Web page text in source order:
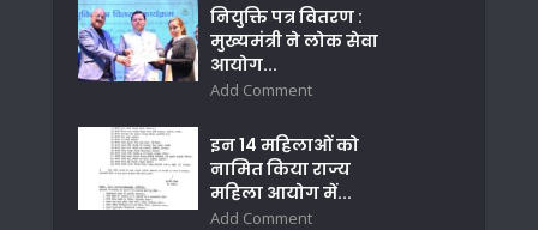
नियुक्ति पत्र वितरण :
मुख्यमंत्री ने लोक सेवा
आयोग...
Add Comment
इन 14 महिलाओं को
नामित किया राज्य
महिला आयोग में...
Add Comment